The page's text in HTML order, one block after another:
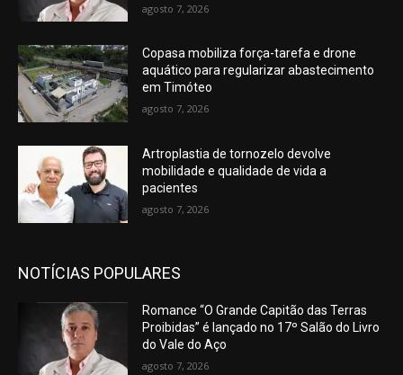
agosto 7, 2026
Copasa mobiliza força-tarefa e drone
aquático para regularizar abastecimento
em Timóteo
agosto 7, 2026
Artroplastia de tornozelo devolve
mobilidade e qualidade de vida a
pacientes
agosto 7, 2026
NOTÍCIAS POPULARES
Romance “O Grande Capitão das Terras
Proibidas” é lançado no 17º Salão do Livro
do Vale do Aço
agosto 7, 2026